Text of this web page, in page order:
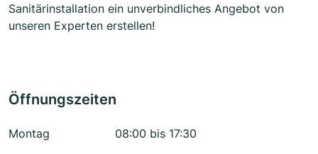
Sanitärinstallation ein unverbindliches Angebot von
unseren Experten erstellen!
Öffnungszeiten
Montag
08:00 bis 17:30